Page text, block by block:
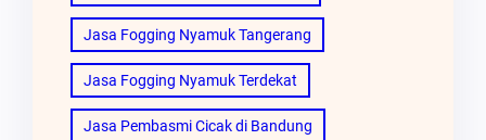
Jasa Fogging Nyamuk Tangerang
Jasa Fogging Nyamuk Terdekat
Jasa Pembasmi Cicak di Bandung